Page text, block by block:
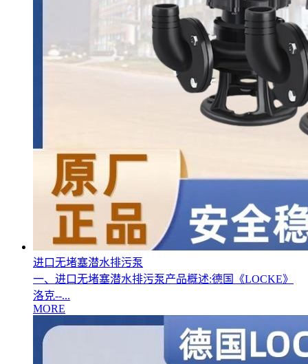
进口无堵塞潜水排污泵
一、进口无堵塞潜水排污泵产品概述:德国《LOCKE》
洛克--...
MORE